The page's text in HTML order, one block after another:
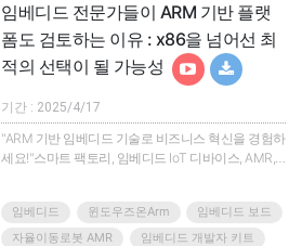
임베디드 전문가들이 ARM 기반 플랫
폼도 검토하는 이유 : x86을 넘어선 최
적의 선택이 될 가능성
기간 : 2025/4/17
"ARM 기반 임베디드 기술로 비즈니스 혁신을 경험하
세요!"스마트 팩토리, 임베디드 IoT 디바이스, AMR,
밴텍의 임베디드 제품 라인업 소개와 ARM 기반 솔루
션, Windows IoT Enterprise on ARM64를 활용한 산
임베디드 윈도우즈온Arm
임베디드 보드
자율이동로봇 AMR
임베디드 개발자 키트